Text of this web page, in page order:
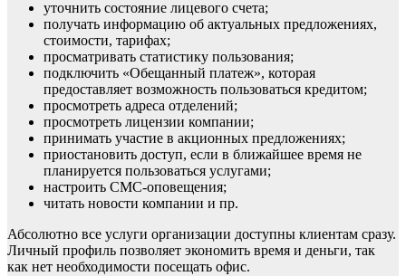
уточнить состояние лицевого счета;
получать информацию об актуальных предложениях,
стоимости, тарифах;
просматривать статистику пользования;
подключить «Обещанный платеж», которая
предоставляет возможность пользоваться кредитом;
просмотреть адреса отделений;
просмотреть лицензии компании;
принимать участие в акционных предложениях;
приостановить доступ, если в ближайшее время не
планируется пользоваться услугами;
настроить СМС-оповещения;
читать новости компании и пр.
Абсолютно все услуги организации доступны клиентам сразу.
Личный профиль позволяет экономить время и деньги, так
как нет необходимости посещать офис.